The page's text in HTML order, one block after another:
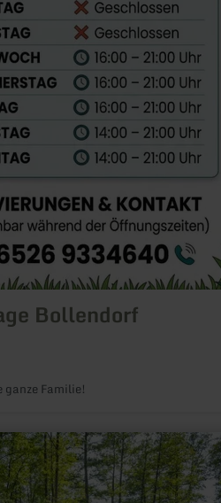
Bollendorf
ganze Familie!